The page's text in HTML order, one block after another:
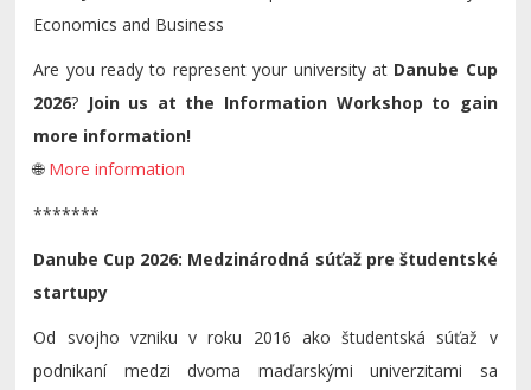
Economics and Business
Are you ready to represent your university at Danube Cup
2026? Join us at the Information Workshop to gain
more information!
🌐 More information
*******
Danube Cup 2026: Medzinárodná súťaž pre študentské
startupy
Od svojho vzniku v roku 2016 ako študentská súťaž v
podnikaní medzi dvoma maďarskými univerzitami sa